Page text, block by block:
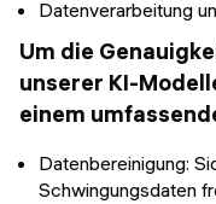
Datenverarbeitung
Um die
unserer KI-
einem
Datenbereinigung:
Schwingungsdaten